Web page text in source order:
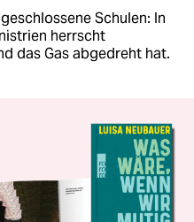
Schulen: In
herrscht
das Gas abgedreht hat.